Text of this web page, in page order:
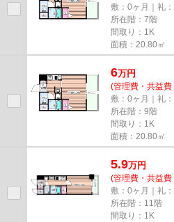
敷：0ヶ月｜礼
所在階：7階
間取り：1K
面積：20.80㎡
6万円
(管理費・共益
敷：0ヶ月｜礼
所在階：9階
間取り：1K
面積：20.80㎡
5.9万円
(管理費・共益
敷：0ヶ月｜礼
所在階：11階
間取り：1K